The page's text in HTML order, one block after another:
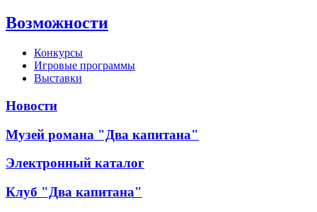
Возможности
Конкурсы
Игровые программы
Выставки
Новости
Музей романа "Два капитана"
Электронный каталог
Клуб "Два капитана"